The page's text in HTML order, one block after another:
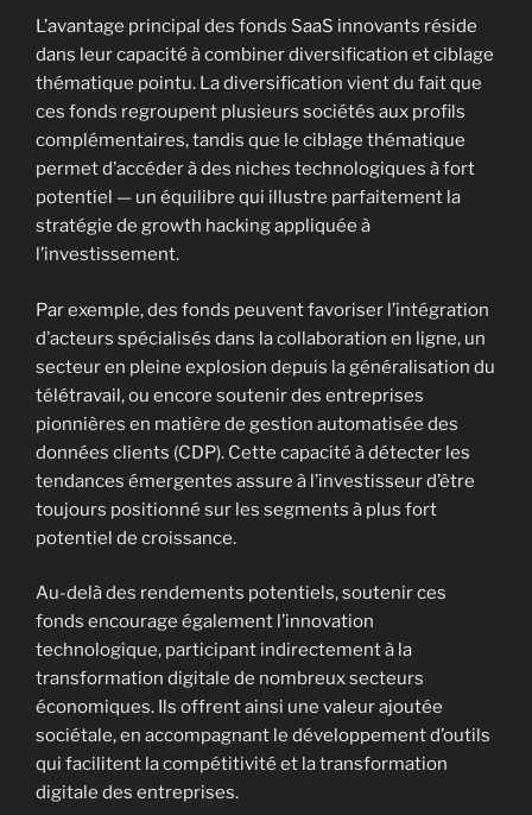
L’avantage principal des fonds SaaS innovants réside
dans leur capacité à combiner diversification et ciblage
thématique pointu. La diversification vient du fait que
ces fonds regroupent plusieurs sociétés aux profils
complémentaires, tandis que le ciblage thématique
permet d’accéder à des niches technologiques à fort
potentiel — un équilibre qui illustre parfaitement la
stratégie de growth hacking appliquée à
l’investissement.
Par exemple, des fonds peuvent favoriser l’intégration
d’acteurs spécialisés dans la collaboration en ligne, un
secteur en pleine explosion depuis la généralisation du
télétravail, ou encore soutenir des entreprises
pionnières en matière de gestion automatisée des
données clients (CDP). Cette capacité à détecter les
tendances émergentes assure à l’investisseur d’être
toujours positionné sur les segments à plus fort
potentiel de croissance.
Au-delà des rendements potentiels, soutenir ces
fonds encourage également l’innovation
technologique, participant indirectement à la
transformation digitale de nombreux secteurs
économiques. Ils offrent ainsi une valeur ajoutée
sociétale, en accompagnant le développement d’outils
qui facilitent la compétitivité et la transformation
digitale des entreprises.